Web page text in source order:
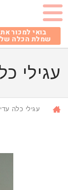
בואי למכור את
שמלת הכלה
עגילי
עגילי כלה